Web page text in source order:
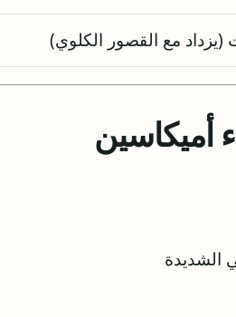
أميكاسين
الشديدة